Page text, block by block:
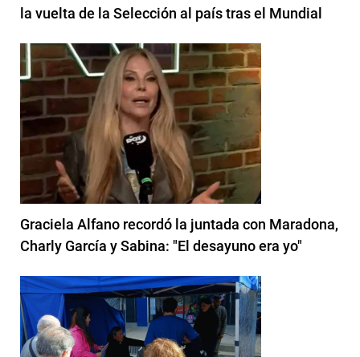
la vuelta de la Selección al país tras el Mundial
Graciela Alfano recordó la juntada con Maradona,
Charly García y Sabina: "El desayuno era yo"